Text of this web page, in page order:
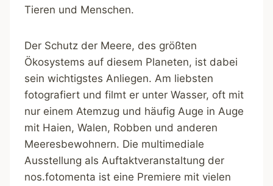
Tieren und Menschen.
Der Schutz der Meere, des größten
Ökosystems auf diesem Planeten, ist dabei
sein wichtigstes Anliegen. Am liebsten
fotografiert und filmt er unter Wasser, oft mit
nur einem Atemzug und häufig Auge in Auge
mit Haien, Walen, Robben und anderen
Meeresbewohnern. Die multimediale
Ausstellung als Auftaktveranstaltung der
nos.fotomenta ist eine Premiere mit vielen